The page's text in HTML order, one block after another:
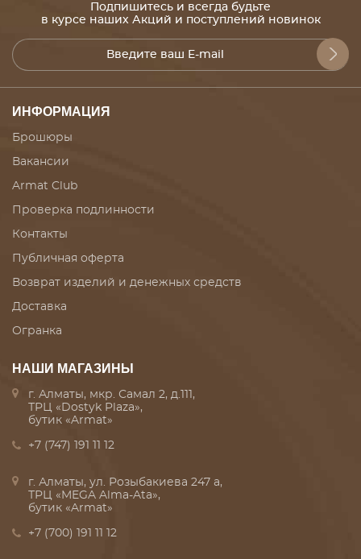
Подпишитесь и всегда будьте
в курсе наших Акций и поступлений новинок
ИНФОРМАЦИЯ
Брошюры
Вакансии
Armat Club
Проверка подлинности
Контакты
Публичная оферта
Возврат изделий и денежных средств
Доставка
Огранка
НАШИ МАГАЗИНЫ
г. Алматы, мкр. Самал 2, д.111,
ТРЦ «Dostyk Plaza»,
бутик «Armat»
+7 (747) 191 11 12
г. Алматы, ул. Розыбакиева 247 а,
ТРЦ «MEGA Alma-Ata»,
бутик «Armat»
+7 (700) 191 11 12